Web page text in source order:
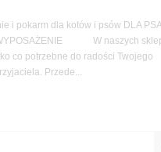
dla kotów i psów DLA
W naszych
co potrzebne do radości Twojego
Przede...